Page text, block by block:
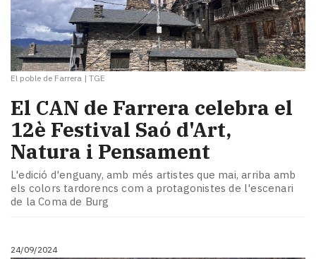
El poble de Farrera | TGE
El CAN de Farrera celebra el
12è Festival Saó d'Art,
Natura i Pensament
L'edició d'enguany, amb més artistes que mai, arriba amb
els colors tardorencs com a protagonistes de l'escenari
de la Coma de Burg
24/09/2024